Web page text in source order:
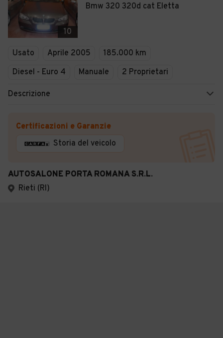
10
Bmw 320 320d cat Eletta
Usato Aprile 2005
185.000 km
Diesel - Euro 4
Manuale 2 Proprietari
Descrizione
Certificazioni e Garanzie
Storia del veicolo
AUTOSALONE PORTA ROMANA S.R.L.
Rieti (RI)